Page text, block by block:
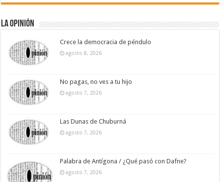
La Opinión
Crece la democracia de péndulo
agosto 8, 2026
No pagas, no ves a tu hijo
agosto 7, 2026
Las Dunas de Chuburná
agosto 7, 2026
Palabra de Antígona / ¿Qué pasó con Dafne?
agosto 7, 2026